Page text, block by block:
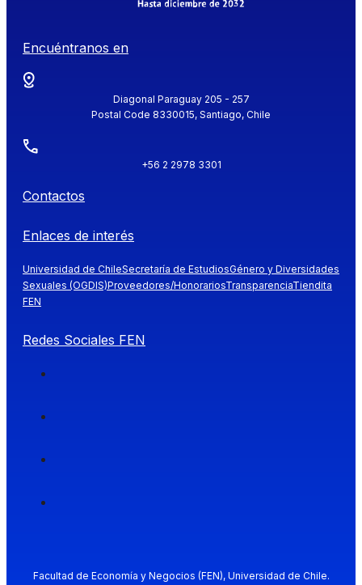
Encuéntranos en
Diagonal Paraguay 205 - 257
Postal Code 8330015, Santiago, Chile
+56 2 2978 3301
Contactos
Enlaces de interés
Universidad de ChileSecretaría de EstudiosGénero y Diversidades
Sexuales (OGDIS)Proveedores/HonorariosTransparenciaTiendita
FEN
Redes Sociales FEN
Facultad de Economía y Negocios (FEN), Universidad de Chile.